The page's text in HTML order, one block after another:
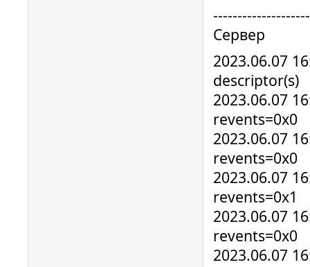
Сервер
2023.06.07
descriptor(s)
2023.06.07
revents=0x0
2023.06.07
revents=0x0
2023.06.07
revents=0x1
2023.06.07
revents=0x0
2023.06.07